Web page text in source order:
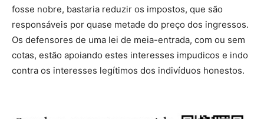
fosse nobre, bastaria reduzir os impostos, que são
responsáveis por quase metade do preço dos ingressos.
Os defensores de uma lei de meia-entrada, com ou sem
cotas, estão apoiando estes interesses impudicos e indo
contra os interesses legítimos dos indivíduos honestos.